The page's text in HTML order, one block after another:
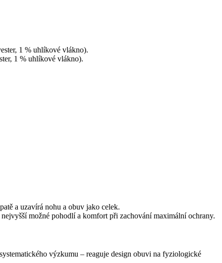
1 % uhlíkové vlákno).
1 % uhlíkové vlákno).
a uzavírá nohu a obuv jako celek.
možné pohodlí a komfort při zachování maximální ochrany.
výzkumu – reaguje design obuvi na fyziologické